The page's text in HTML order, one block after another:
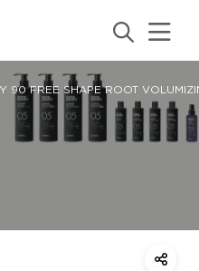
90 FREE SHAPE ROOT